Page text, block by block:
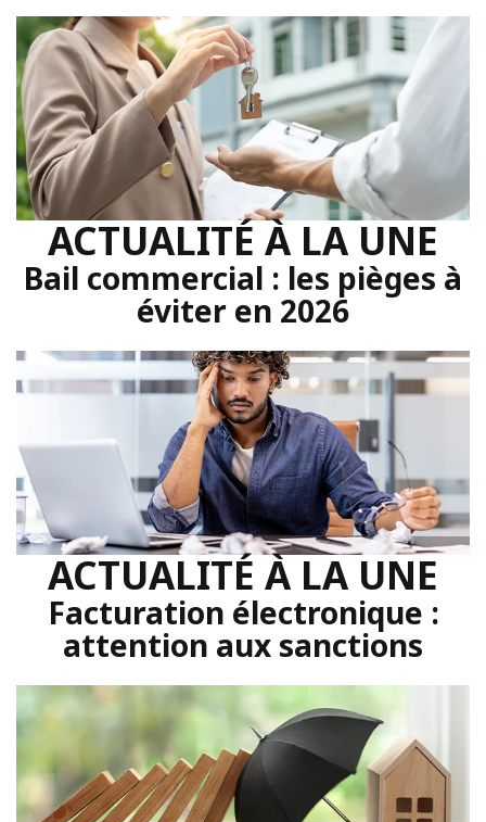
ACTUALITÉ À LA UNE
Bail commercial : les pièges à
éviter en 2026
ACTUALITÉ À LA UNE
Facturation électronique :
attention aux sanctions